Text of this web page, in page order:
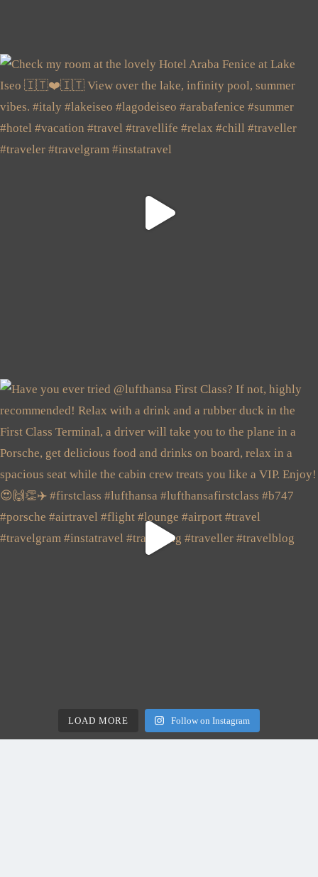
LOAD MORE Follow on Instagram